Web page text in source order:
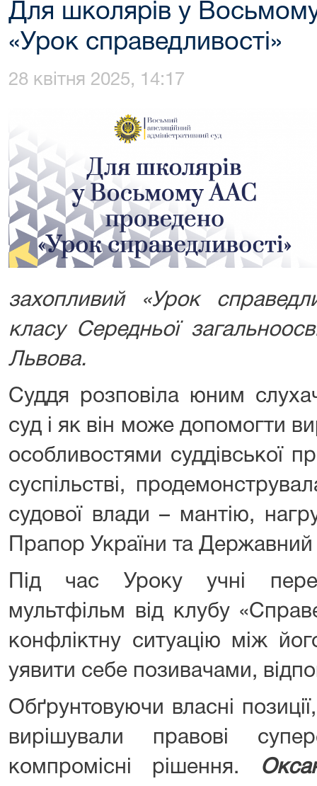
Для школярів у
«Урок справедливості»
28 квітня 2025, 14:17
захопливий «Урок
класу Середньої
Львова.
Суддя розповіла юним
суд і як він може допомогти
особливостями суддівської
суспільстві,
судової влади – мантію,
Прапор України та Державний
Під час Уроку учні
мультфільм від клубу
конфліктну ситуацію між
уявити себе позивачами,
Обґрунтовуючи власні
вирішували правові
компромісні рішення.